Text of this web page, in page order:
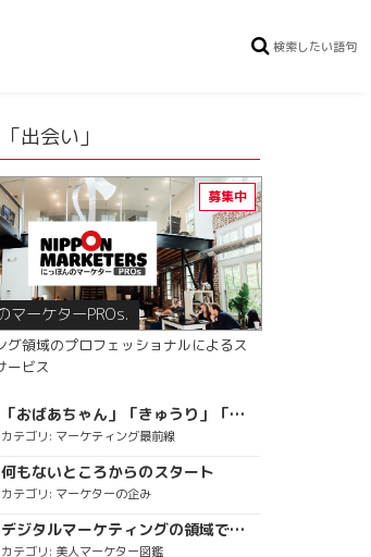
出会い」
マーケターPROs.
グ領域のプロフェッショナルによるス
ービス
「おばあちゃん」「きゅうり」「ディスコで踊るおじさん」をCM素材に使った、「気持ちよさ」が売りの意外な商品とは？
カテゴリ: マーケティング最前線
何もないところからのスタート
カテゴリ: マーケターの企み
デジタルマーケティングの領域で、海外というステージに
カテゴリ: 美人マーケター図鑑